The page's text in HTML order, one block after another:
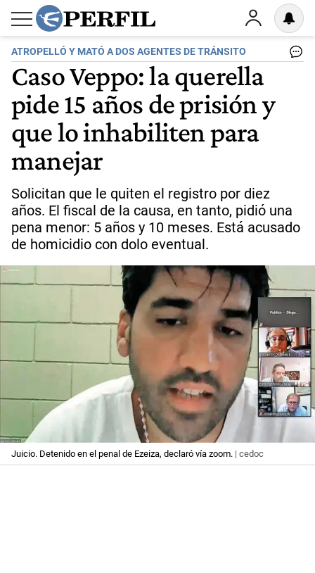
ATROPELLÓ Y MATÓ A DOS AGENTES DE TRÁNSITO
Caso Veppo: la querella
pide 15 años de prisión y
que lo inhabiliten para
manejar
Solicitan que le quiten el registro por diez
años. El fiscal de la causa, en tanto, pidió una
pena menor: 5 años y 10 meses. Está acusado
de homicidio con dolo eventual.
Juicio. Detenido en el penal de Ezeiza, declaró vía zoom. | cedoc